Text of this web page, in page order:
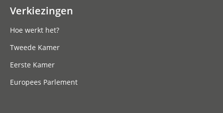
Verkiezingen
Hoe werkt het?
Tweede Kamer
Eerste Kamer
Europees Parlement